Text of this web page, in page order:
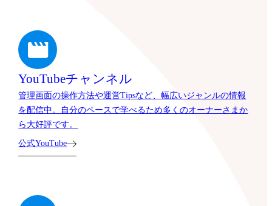
YouTubeチャンネル
管理画面の操作方法や運営Tipsなど、幅広いジャンルの情報
を配信中。自分のペースで学べるため多くのオーナーさまか
ら大好評です。
公式YouTube